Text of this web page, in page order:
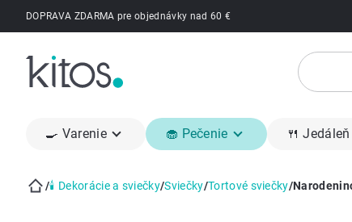
PrejsťDOPRAVA ZDARMA pre objednávky nad 60 €
🍳 Varenie 🧁 Pečenie 🍴 Jedáleň
/🕯 Dekorácie a sviečky/Sviečky/Tortové sviečky/